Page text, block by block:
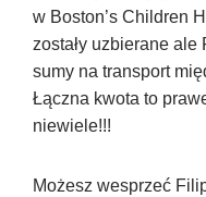
w Boston’s Children
zostały uzbierane
sumy na transport
Łączna kwota to
niewiele!!!
Możesz wesprzeć